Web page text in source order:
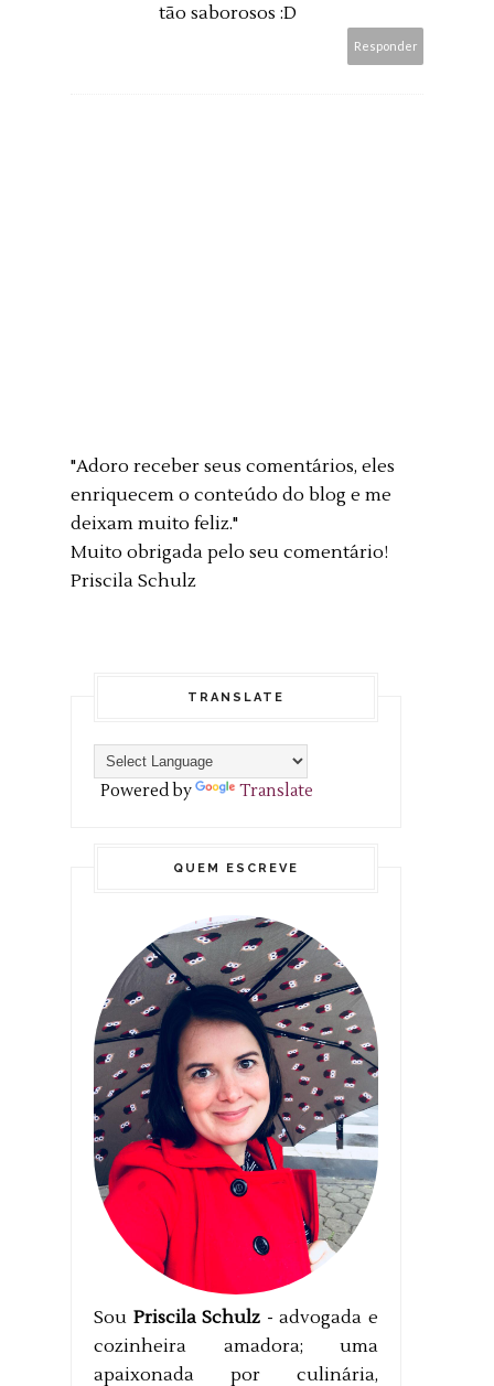
tão saborosos :D
Responder
"Adoro receber seus comentários, eles
enriquecem o conteúdo do blog e me
deixam muito feliz."
Muito obrigada pelo seu comentário!
Priscila Schulz
TRANSLATE
Powered by Translate
QUEM ESCREVE
Sou Priscila Schulz - advogada e
cozinheira amadora; uma
apaixonada por culinária,